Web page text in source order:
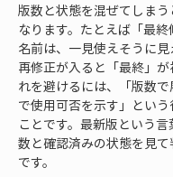
版数と状態を混ぜてしま
なります。たとえば「最終
名前は、一見使えそうに
再修正が入ると「最終」
れを避けるには、「版数
で使用可否を示す」とい
ことです。最新版という
数と確認済みの状態を見
です。